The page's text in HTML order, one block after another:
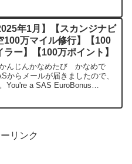
トを探してそこに行くことが多
今回はskysc...
年1月】【スカンジナビ
100万マイル修行】【100
ラー】【100万ポイント】
んじんかなめたび かなめで
からメールが届きましたので、
You're a SAS EuroBonus
リンク